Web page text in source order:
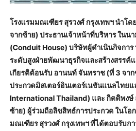
โรงแรมมณเฑียร สุรวงศ์ กรุงเทพฯ นำโ
จากซ้าย) ประธานเจ้าหน้าที่บริหาร ในน
(Conduit House) บริษัทผู้ดำเนินกิจกา
ระดับสูงฝ่ายพัฒนาธุรกิจและสร้างสรรค์
เกียรติต้อนรับ อานนท์ จันทราช (ที่ 3 จา
ประกวดมิสเตอร์อินเตอร์เนชันแนลไทย
International Thailand) และ กิตติพงษ์
ซ้าย) ผู้ร่วมถือลิขสิทธ์การประกวด ในโอ
มณเฑียร สุรวงศ์ กรุงเทพฯ ที่ได้ตอบรับก